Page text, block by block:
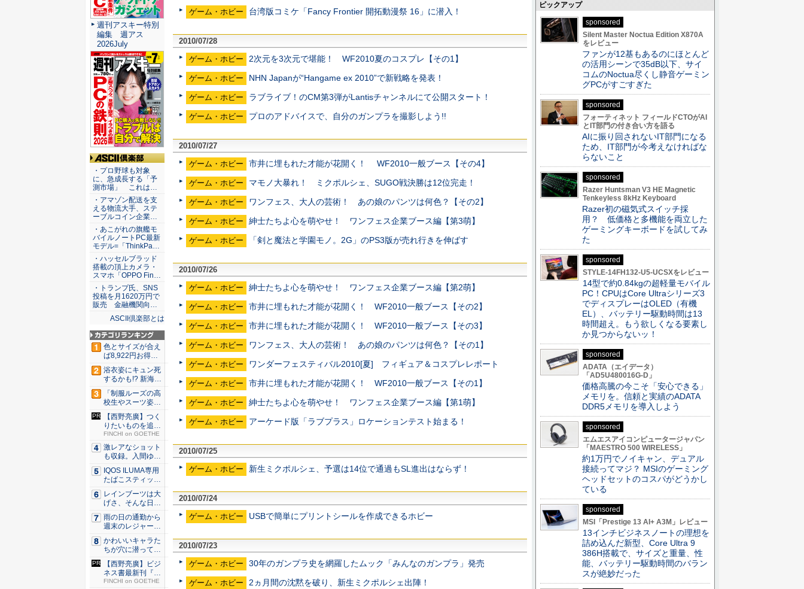
ゲーム・ホビー 台湾版コミケ「Fancy Frontier 開拓動漫祭 16」に潜入！
2010/07/28
ゲーム・ホビー
2次元を3次元で堪能！ WF2010夏のコスプレ【その1】
ゲーム・ホビー NHN Japanが“Hangame ex 2010”で新戦略を発表！
ゲーム・ホビー ラブライブ！のCM第3弾がLantisチャンネルにて公開スタート！
ゲーム・ホビー プロのアドバイスで、自分のガンプラを撮影しよう!!
2010/07/27
ゲーム・ホビー
市井に埋もれた才能が花開く！ WF2010一般ブース【その4】
ゲーム・ホビー マモノ大暴れ！ ミクポルシェ、SUGO戦決勝は12位完走！
ゲーム・ホビー ワンフェス、大人の芸術！ あの娘のパンツは何色？【その2】
ゲーム・ホビー 紳士たちよ心を萌やせ！ ワンフェス企業ブース編【第3萌】
ゲーム・ホビー 「剣と魔法と学園モノ。2G」のPS3版が売れ行きを伸ばす
2010/07/26
ゲーム・ホビー
紳士たちよ心を萌やせ！ ワンフェス企業ブース編【第2萌】
ゲーム・ホビー 市井に埋もれた才能が花開く！ WF2010一般ブース【その2】
ゲーム・ホビー 市井に埋もれた才能が花開く！ WF2010一般ブース【その3】
ゲーム・ホビー ワンフェス、大人の芸術！ あの娘のパンツは何色？【その1】
ゲーム・ホビー ワンダーフェスティバル2010[夏] フィギュア＆コスプレレポート
ゲーム・ホビー 市井に埋もれた才能が花開く！ WF2010一般ブース【その1】
ゲーム・ホビー 紳士たちよ心を萌やせ！ ワンフェス企業ブース編【第1萌】
ゲーム・ホビー アーケード版「ラブプラス」ロケーションテスト始まる！
2010/07/25
ゲーム・ホビー
新生ミクポルシェ、予選は14位で通過もSL進出はならず！
2010/07/24
ゲーム・ホビー
USBで簡単にプリントシールを作成できるホビー
2010/07/23
ゲーム・ホビー
30年のガンプラ史を網羅したムック「みんなのガンプラ」発売
ゲーム・ホビー 2ヵ月間の沈黙を破り、新生ミクポルシェ出陣！
週刊アスキー特別
編集 週アス
2026July
ASCII倶楽部
・プロ野球も対象
に、急成長する「予
測市場」 これは…
・アマゾン配送を支
える物流大手、ステ
ーブルコイン企業…
・あこがれの旗艦モ
バイルノートPC最新
モデル=「ThinkPa…
・ハッセルブラッド
搭載の頂上カメラ・
スマホ「OPPO Fin…
・トランプ氏、SNS
投稿を月1620万円で
販売 金融機関向…
ASCII倶楽部とは
色とサイズが合え
ば8,922円お得！
メ...
浴衣姿にキュン死
するかも!? 新海ま
きが...
「制服ルーズの高
校生やスーツ姿の
OLを演...
【西野亮廣】つく
りたいものを追求
できる環...
FINCHI on GOETHE
激レアなショット
も収録。入間ゆい
が34周...
IQOS ILUMA専用
たばこスティッ
ク...
レインブーツは大
げさ、そんな日
に！ ミズ...
雨の日の通勤から
週末のレジャーま
で快適！...
かわいいキャラた
ちが穴に潜ってひ
どい目に...
【西野亮廣】ビジ
ネス書最新刊『北
極星 僕...
FINCHI on GOETHE
ピックアップ
sponsored
Silent Master Noctua Edition X870A
をレビュー
ファンが12基もあるのにほとんど
の活用シーンで35dB以下、サイ
コムのNoctua尽くし静音ゲーミン
グPCがすごすぎた
sponsored
フォーティネット フィールドCTOがAI
とIT部門の付き合い方を語る
AIに振り回されないIT部門になる
ため、IT部門が今考えなければな
らないこと
sponsored
Razer Huntsman V3 HE Magnetic
Tenkeyless 8kHz Keyboard
Razer初の磁気式スイッチ採
用？ 低価格と多機能を両立した
ゲーミングキーボードを試してみ
た
sponsored
STYLE-14FH132-U5-UCSXをレビュー
14型で約0.84kgの超軽量モバイル
PC！CPUはCore Ultraシリーズ3
でディスプレーはOLED（有機
EL）、バッテリー駆動時間は13
時間超え。もう欲しくなる要素し
か見つからないッ！
sponsored
ADATA（エイデータ）
「AD5U480016G-D」
価格高騰の今こそ「安心できる」
メモリを。信頼と実績のADATA
DDR5メモリを導入しよう
sponsored
エムエスアイコンピュータージャパン
「MAESTRO 500 WIRELESS」
約1万円でノイキャン、デュアル
接続ってマジ？ MSIのゲーミング
ヘッドセットのコスパがどうかし
ている
sponsored
MSI「Prestige 13 AI+ A3M」レビュー
13インチビジネスノートの理想を
詰め込んだ新型、Core Ultra 9
386H搭載で、サイズと重量、性
能、バッテリー駆動時間のバラン
スが絶妙だった